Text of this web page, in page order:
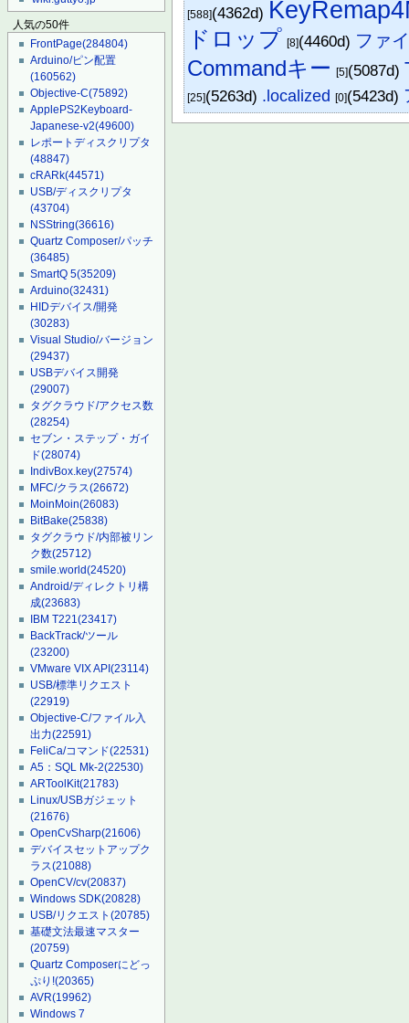
人気の50件
FrontPage(284804)
Arduino/ピン配置
(160562)
Objective-C(75892)
ApplePS2Keyboard-
Japanese-v2(49600)
レポートディスクリプタ
(48847)
cRARk(44571)
USB/ディスクリプタ
(43704)
NSString(36616)
Quartz Composer/パッチ
(36485)
SmartQ 5(35209)
Arduino(32431)
HIDデバイス/開発
(30283)
Visual Studio/バージョン
(29437)
USBデバイス開発
(29007)
タグクラウド/アクセス数
(28254)
セブン・ステップ・ガイ
ド(28074)
IndivBox.key(27574)
MFC/クラス(26672)
MoinMoin(26083)
BitBake(25838)
タグクラウド/内部被リン
ク数(25712)
smile.world(24520)
Android/ディレクトリ構
成(23683)
IBM T221(23417)
BackTrack/ツール
(23200)
VMware VIX API(23114)
USB/標準リクエスト
(22919)
Objective-C/ファイル入
出力(22591)
FeliCa/コマンド(22531)
A5：SQL Mk-2(22530)
ARToolKit(21783)
Linux/USBガジェット
(21676)
OpenCvSharp(21606)
デバイスセットアップク
ラス(21088)
OpenCV/cv(20837)
Windows SDK(20828)
USB/リクエスト(20785)
基礎文法最速マスター
(20759)
Quartz Composerにどっ
ぷり!(20365)
AVR(19962)
Windows 7
[588](4362d)
ドロップ [8](4460d) ファ
Commandキー [5](5087d)
[25](5263d) .localized [0](5423d)